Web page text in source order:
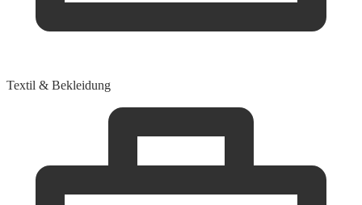
Textil & Bekleidung